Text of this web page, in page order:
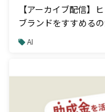
【アーカイブ配信】
ブランドをすすめる
説 AI